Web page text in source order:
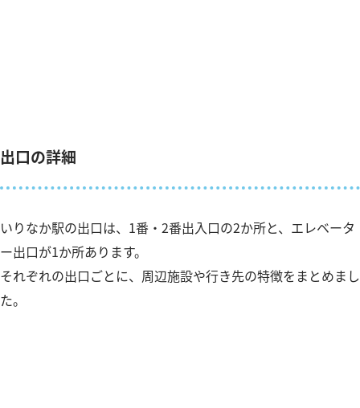
出口の詳細
いりなか駅の出口は、1番・2番出入口の2か所と、エレベータ
ー出口が1か所あります。
それぞれの出口ごとに、周辺施設や行き先の特徴をまとめまし
た。